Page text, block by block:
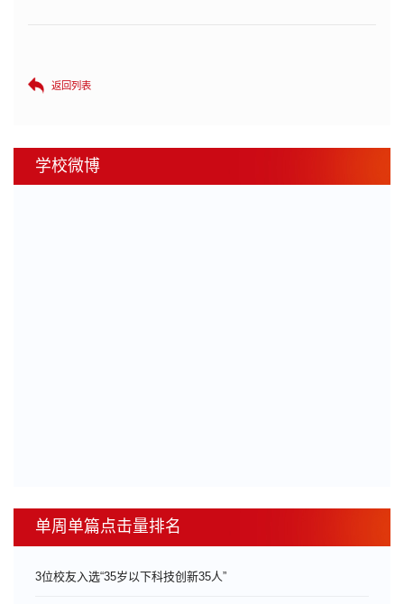
返回列表
学校微博
单周单篇点击量排名
3位校友入选“35岁以下科技创新35人”